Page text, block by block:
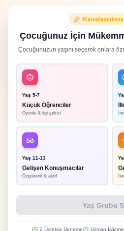
Kişiselleştirilmiş
Çocuğunuz İçin
Çocuğunuzun yaşını seçerek onlara
Yaş 5-7
Küçük Öğrenciler
Oyunlu & ilgi çekici
Yaş 11-13
Gelişen Konuşmacılar
Özgüvenli & aktif
Yaş Grubu
2 Ücretsiz Deneme Uzman